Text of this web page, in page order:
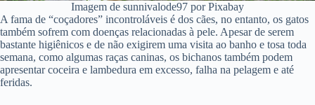
Imagem de sunnivalode97 por Pixabay
A fama de “coçadores” incontroláveis é dos cães, no entanto, os gatos
também sofrem com doenças relacionadas à pele. Apesar de serem
bastante higiênicos e de não exigirem uma visita ao banho e tosa toda
semana, como algumas raças caninas, os bichanos também podem
apresentar coceira e lambedura em excesso, falha na pelagem e até
feridas.